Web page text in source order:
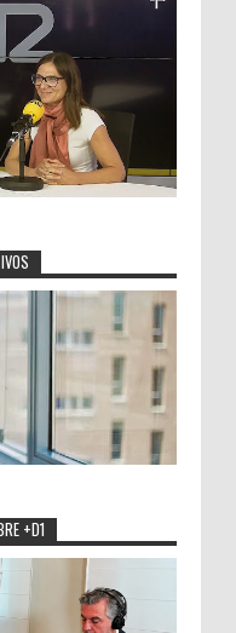
+D1